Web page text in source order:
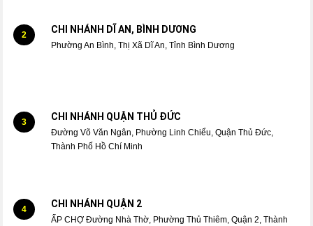
2 CHI NHÁNH DĨ AN, BÌNH DƯƠNG
Phường An Bình, Thị Xã Dĩ An, Tỉnh Bình Dương
3 CHI NHÁNH QUẬN THỦ ĐỨC
Đường Võ Văn Ngân, Phường Linh Chiểu, Quận Thủ Đức,
Thành Phố Hồ Chí Minh
4 CHI NHÁNH QUẬN 2
ẤP CHỢ Đường Nhà Thờ, Phường Thủ Thiêm, Quận 2, Thành